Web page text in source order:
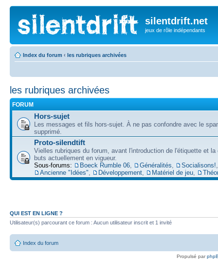
silentdrift.net
jeux de rôle indépendants
Index du forum ‹ les rubriques archivées
les rubriques archivées
FORUM
Hors-sujet
Les messages et fils hors-sujet. À ne pas confondre avec le
supprimé.
Proto-silendtift
Vielles rubriques du forum, avant l'introduction de l'étiquette et la
buts actuellement en vigueur.
Sous-forums:
Boeck Rumble 06 Généralités Socialisons!
Ancienne "Idées"
Développement Matériel de jeu
QUI EST EN LIGNE ?
Utilisateur(s) parcourant ce forum : Aucun utilisateur inscrit et 1 invité
Index du forum
Propulsé par